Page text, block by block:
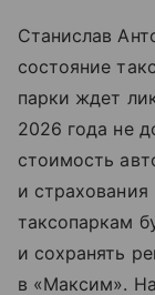
Станислав
состояние
парки ждет
2026 года не
стоимость
и
таксопаркам
и сохранять
в «Максим».